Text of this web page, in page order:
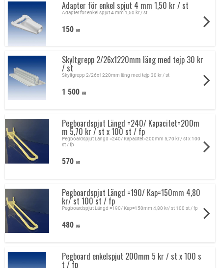
Adapter för enkel spjut 4 mm 1,50 kr / st
Adapter för enkel spjut 4 mm 1,50 kr / st
150 KR
Skyltgrepp 2/26x1220mm läng med tejp 30 kr
/ st
Skyltgrepp 2/26x1220mm läng med tejp 30 kr / st
1 500 KR
Pegboardspjut Längd =240/ Kapacitet=200m
m 5,70 kr / st x 100 st / fp
Pegboardspjut Längd =240/ Kapacitet=200mm 5,70 kr / st x 100
st / fp
570 KR
Pegboardspjut Längd =190/ Kap=150mm 4,80
kr/ st 100 st / fp
Pegboardspjut Längd =190/ Kap=150mm 4,80 kr/ st 100 st / fp
480 KR
Pegboard enkelspjut 200mm 5 kr / st x 100 s
t / fp